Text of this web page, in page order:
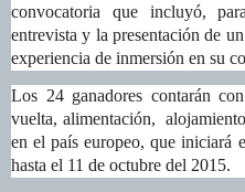
convocatoria que incluyó,
entrevista y la presentación de
experiencia de inmersión en su
Los 24 ganadores contarán con
vuelta, alimentación,
en el país europeo, que iniciará
hasta el 11 de octubre del 2015.